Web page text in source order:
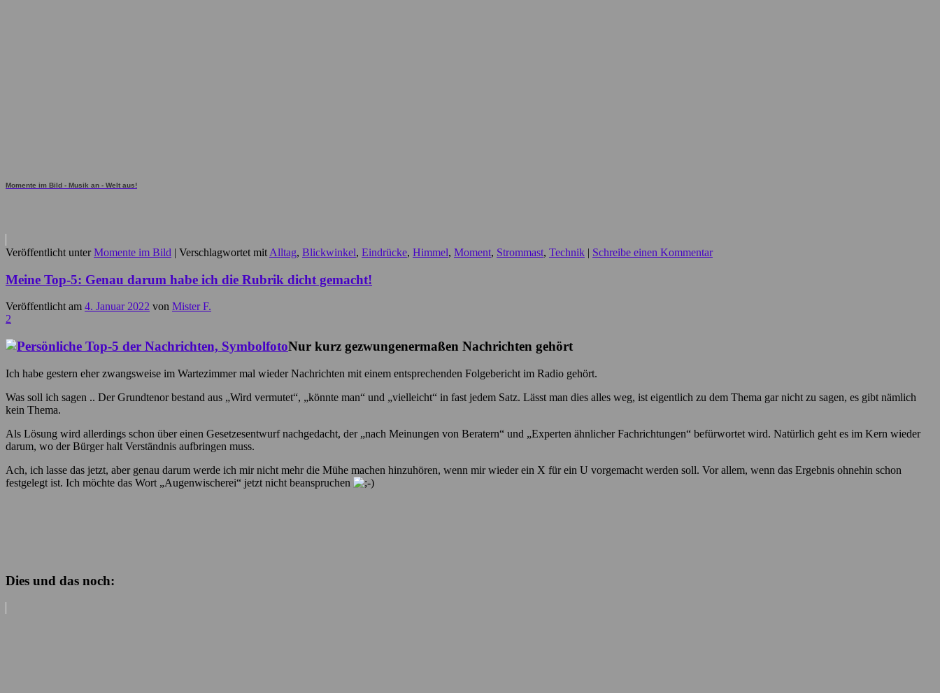
Momente im Bild - Musik an - Welt aus!
Veröffentlicht unter Momente im Bild | Verschlagwortet mit Alltag, Blickwinkel, Eindrücke, Himmel, Moment, Strommast, Technik | Schreibe einen Kommentar
Meine Top-5: Genau darum habe ich die Rubrik dicht gemacht!
Veröffentlicht am 4. Januar 2022 von Mister F.
2
Nur kurz gezwungenermaßen Nachrichten gehört
Ich habe gestern eher zwangsweise im Wartezimmer mal wieder Nachrichten mit einem entsprechenden Folgebericht im Radio gehört.
Was soll ich sagen .. Der Grundtenor bestand aus „Wird vermutet“, „könnte man“ und „vielleicht“ in fast jedem Satz. Lässt man dies alles weg, ist eigentlich zu dem Thema gar nicht zu sagen, es gibt nämlich
kein Thema.
Als Lösung wird allerdings schon über einen Gesetzesentwurf nachgedacht, der „nach Meinungen von Beratern“ und „Experten ähnlicher Fachrichtungen“ befürwortet wird. Natürlich geht es im Kern wieder
darum, wo der Bürger halt Verständnis aufbringen muss.
Ach, ich lasse das jetzt, aber genau darum werde ich mir nicht mehr die Mühe machen hinzuhören, wenn mir wieder ein X für ein U vorgemacht werden soll. Vor allem, wenn das Ergebnis ohnehin schon
festgelegt ist. Ich möchte das Wort „Augenwischerei“ jetzt nicht beanspruchen
Dies und das noch: